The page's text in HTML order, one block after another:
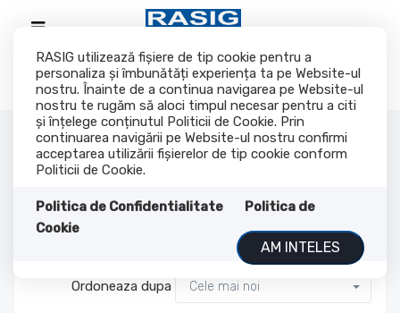
RASIG utilizează fişiere de tip cookie pentru a
personaliza și îmbunătăți experiența ta pe Website-ul
nostru. Înainte de a continua navigarea pe Website-ul
nostru te rugăm să aloci timpul necesar pentru a citi
și înțelege conținutul Politicii de Cookie. Prin
continuarea navigării pe Website-ul nostru confirmi
acceptarea utilizării fişierelor de tip cookie conform
Politicii de Cookie.
Politica de Confidentialitate
Politica de
Cookie
AM INTELES
Imobiliare de vanzare
Au fost gasite 82 oferte
Ordoneaza dupa Cele mai noi